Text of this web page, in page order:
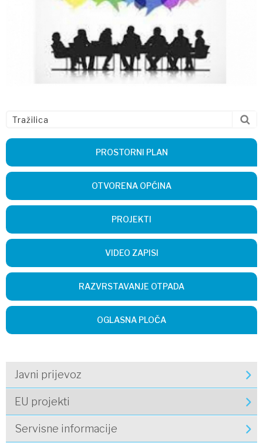
PROSTORNI PLAN
OTVORENA OPĆINA
PROJEKTI
VIDEO ZAPISI
RAZVRSTAVANJE OTPADA
OGLASNA PLOČA
Javni prijevoz
EU projekti
Servisne informacije